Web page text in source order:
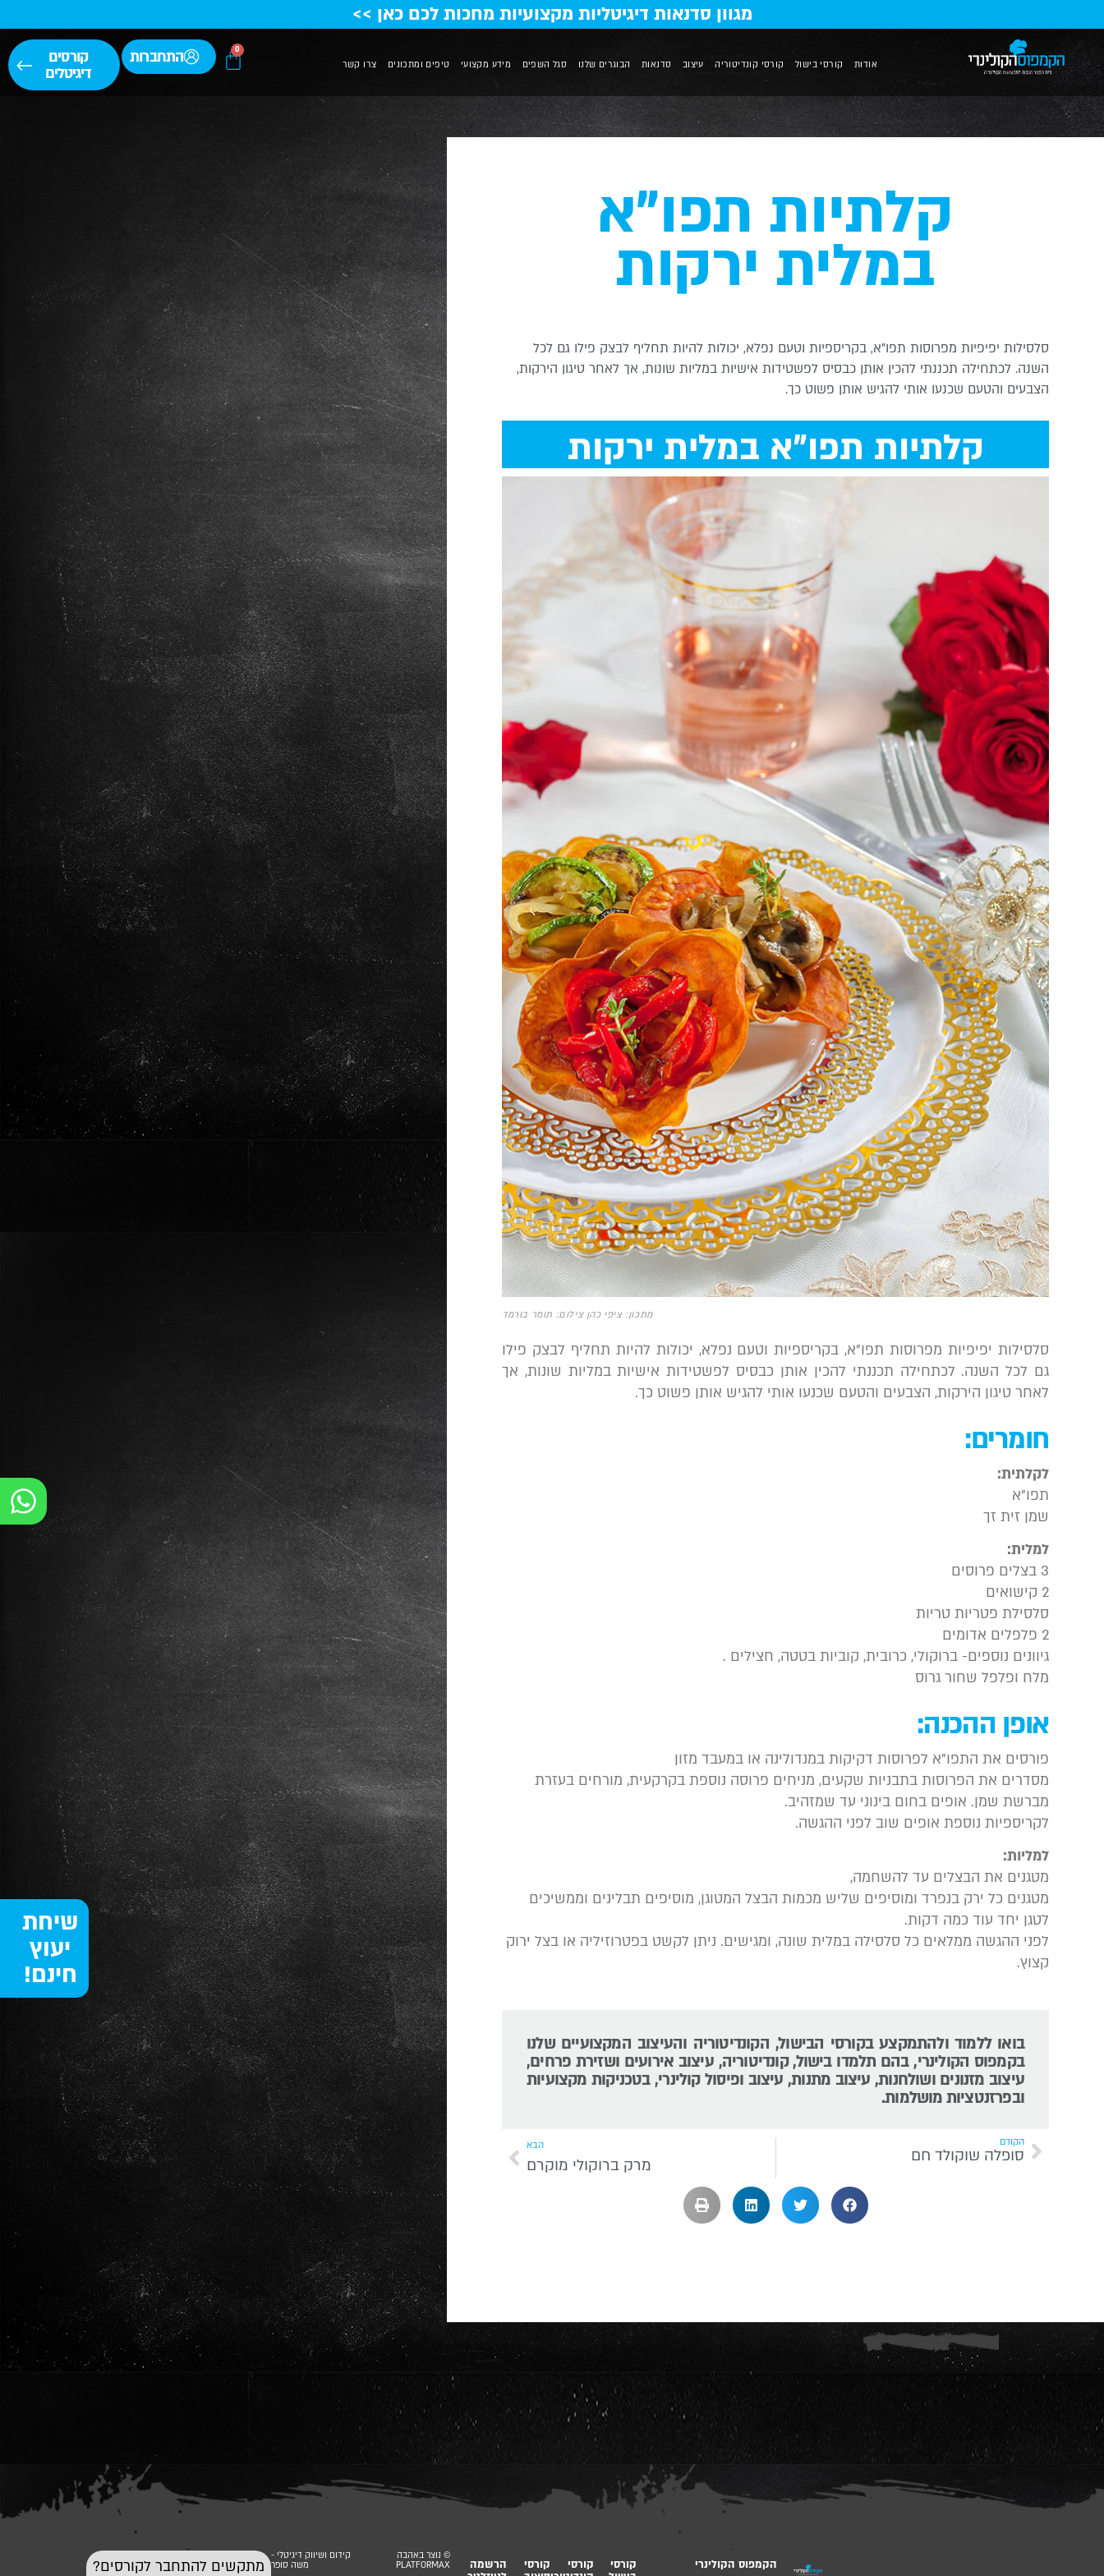
מגוון סדנאות דיגיטליות מקצועיות מחכות לכם כאן >>
אודות קורסי בישול קורסי קונדיטוריה עיצוב סדנאות הבוגרים שלנו סגל השפים מידע מקצועי טיפים ומתכונים צרו קשר
0 התחברות
קורסים
דיגיטלים
קלתיות תפו”א
במלית ירקות
סלסילות יפיפיות מפרוסות תפו”א, בקריספיות וטעם נפלא, יכולות להיות תחליף לבצק פילו גם לכל
השנה. לכתחילה תכננתי להכין אותן כבסיס לפשטידות אישיות במליות שונות, אך לאחר טיגון הירקות,
הצבעים והטעם שכנעו אותי להגיש אותן פשוט כך.
קלתיות תפו"א במלית ירקות
מתכון: ציפי כהן צילום: תומר בורמד
סלסילות יפיפיות מפרוסות תפו”א, בקריספיות וטעם נפלא, יכולות להיות תחליף לבצק פילו
גם לכל השנה. לכתחילה תכננתי להכין אותן כבסיס לפשטידות אישיות במליות שונות, אך
לאחר טיגון הירקות, הצבעים והטעם שכנעו אותי להגיש אותן פשוט כך.
חומרים:
לקלתית:
תפו”א
שמן זית זך
למלית:
3 בצלים פרוסים
2 קישואים
סלסילת פטריות טריות
2 פלפלים אדומים
גיוונים נוספים- ברוקולי, כרובית, קוביות בטטה, חצילים .
מלח ופלפל שחור גרוס
אופן ההכנה:
פורסים את התפו”א לפרוסות דקיקות במנדולינה או במעבד מזון
מסדרים את הפרוסות בתבניות שקעים, מניחים פרוסה נוספת בקרקעית, מורחים בעזרת
מברשת שמן. אופים בחום בינוני עד שמזהיב.
לקריספיות נוספת אופים שוב לפני ההגשה.
למליות:
מטגנים את הבצלים עד להשחמה,
מטגנים כל ירק בנפרד ומוסיפים שליש מכמות הבצל המטוגן, מוסיפים תבלינים וממשיכים
לטגן יחד עוד כמה דקות.
לפני ההגשה ממלאים כל סלסילה במלית שונה, ומגישים. ניתן לקשט בפטרוזיליה או בצל ירוק
קצוץ.
בואו ללמוד ולהתמקצע בקורסי הבישול, הקונדיטוריה והעיצוב המקצועיים שלנו
בקמפוס הקולינרי, בהם תלמדו בישול, קונדיטוריה, עיצוב אירועים ושזירת פרחים,
עיצוב מזנונים ושולחנות, עיצוב מתנות, עיצוב ופיסול קולינרי, בטכניקות מקצועיות
ובפרזנטציות מושלמות.
הקודם
סופלה שוקולד חם
הבא
מרק ברוקולי מוקרם
שיחת
יעוץ
חינם!
הקמפוס הקולינרי
קורסי
קורסי
קורסי
הרשמה
© נוצר באהבה
PLATFORMAX
קידום ושיווק דיגיטלי -
משה סופר
מתקשים להתחבר לקורסים?